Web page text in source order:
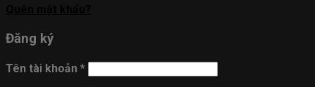
Đăng ký
Tên tài khoản *